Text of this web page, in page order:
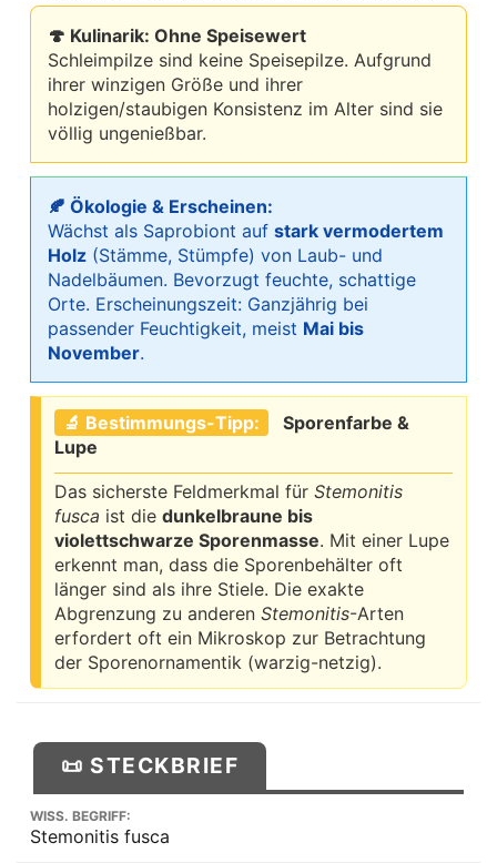
🍄 Kulinarik: Ohne Speisewert
Schleimpilze sind keine Speisepilze. Aufgrund
ihrer winzigen Größe und ihrer
holzigen/staubigen Konsistenz im Alter sind sie
völlig ungenießbar.
🍂 Ökologie & Erscheinen:
Wächst als Saprobiont auf stark vermodertem
Holz (Stämme, Stümpfe) von Laub- und
Nadelbäumen. Bevorzugt feuchte, schattige
Orte. Erscheinungszeit: Ganzjährig bei
passender Feuchtigkeit, meist Mai bis
November.
🔬 Bestimmungs-Tipp:
Sporenfarbe &
Lupe
Das sicherste Feldmerkmal für Stemonitis
fusca ist die dunkelbraune bis
violettschwarze Sporenmasse. Mit einer Lupe
erkennt man, dass die Sporenbehälter oft
länger sind als ihre Stiele. Die exakte
Abgrenzung zu anderen Stemonitis-Arten
erfordert oft ein Mikroskop zur Betrachtung
der Sporenornamentik (warzig-netzig).
📜 STECKBRIEF
WISS. BEGRIFF:
Stemonitis fusca